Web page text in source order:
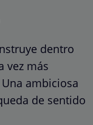
dentro
vez más
ambiciosa
de sentido